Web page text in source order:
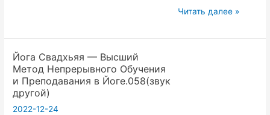
Преподавания
Йоге.058(звук
Йога
—
Читать далее »
Йога Свадхьяя — Высший
Метод Непрерывного Обучения
и Преподавания в Йоге.058(звук
другой)
2022-12-24